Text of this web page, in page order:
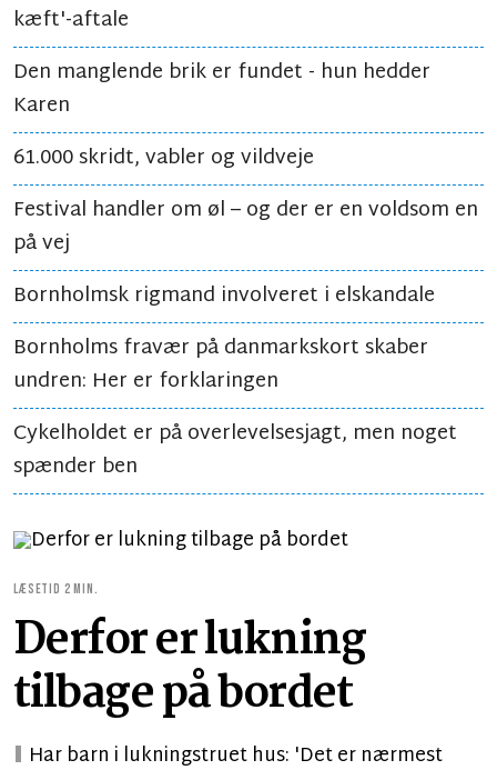
kæft'-aftale
Den manglende brik er fundet - hun hedder
Karen
61.000 skridt, vabler og vildveje
Festival handler om øl – og der er en voldsom en
på vej
Bornholmsk rigmand involveret i elskandale
Bornholms fravær på danmarkskort skaber
undren: Her er forklaringen
Cykelholdet er på overlevelsesjagt, men noget
spænder ben
LÆSETID 2 MIN.
Derfor er lukning
tilbage på bordet
Har barn i lukningstruet hus: 'Det er nærmest